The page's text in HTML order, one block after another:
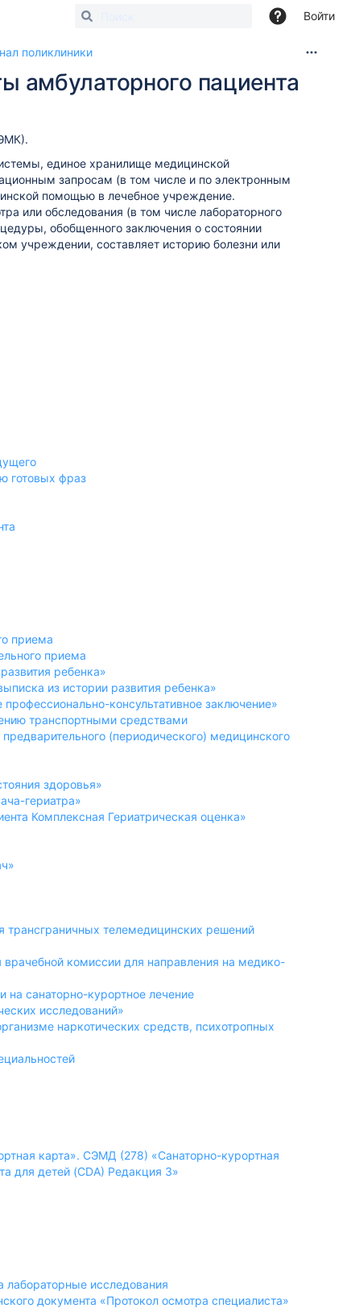
Войти
«Онкология»
поликлиники
амбулаторного пациента
единое хранилище медицинской
запросам (в том числе и по электронным
помощью в лечебное учреждение.
или обследования (в том числе лабораторного
обобщенного заключения о состоянии
учреждении, составляет историю болезни или
готовых фраз
приема
приема
ребенка»
из истории развития ребенка»
консультативное заключение»
транспортными средствами
(периодического) медицинского
здоровья»
гериатра»
Комплексная Гериатрическая оценка»
телемедицинских решений
комиссии для направления на медико-
санаторно-курортное лечение
исследований»
наркотических средств, психотропных
карта». СЭМД (278) «Санаторно-курортная
для детей (CDA) Редакция 3»
лабораторные исследования
документа «Протокол осмотра специалиста»